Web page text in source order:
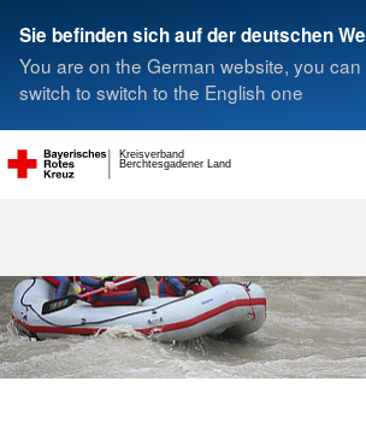
Sie befinden sich auf der deutschen
You are on the German website, you
switch to switch to the English one
Berchtesgadener Land
Kreisverband